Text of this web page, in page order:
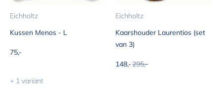
Eichholtz
Kussen Menos - L
Aanbiedingsprijs
75,-
+ 1 variant
Eichholtz
Kaarshouder Laurentios (set
van 3)
Aanbiedingsprijs
148,-Normale prijs
295,-